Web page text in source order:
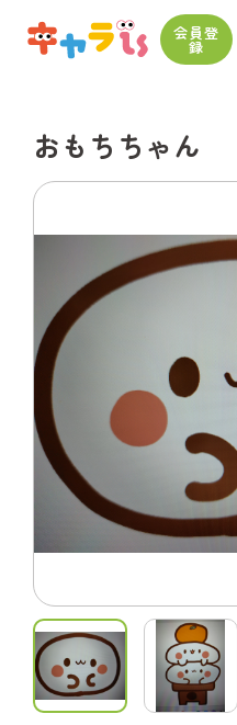
会員登
録
おもちちゃん